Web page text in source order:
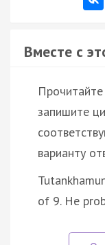
Вместе с
запишите
варианту
of 9. He